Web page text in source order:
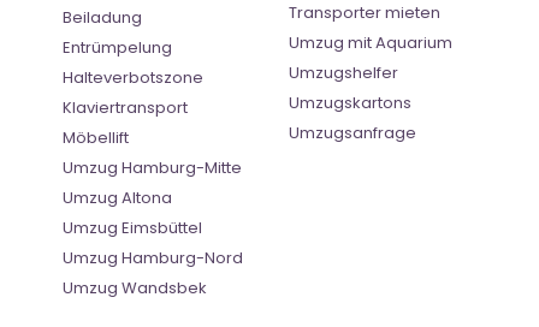
Beiladung
Entrümpelung
Halteverbotszone
Klaviertransport
Möbellift
Umzug Hamburg-Mitte
Umzug Altona
Umzug Eimsbüttel
Umzug Hamburg-Nord
Umzug Wandsbek
Transporter mieten
Umzug mit Aquarium
Umzugshelfer
Umzugskartons
Umzugsanfrage